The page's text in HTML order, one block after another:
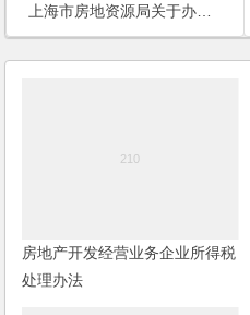
上海市房地资源局关于办理结建民防工程房地产登记有关问题的通知
房地产开发经营业务企业所得税
处理办法